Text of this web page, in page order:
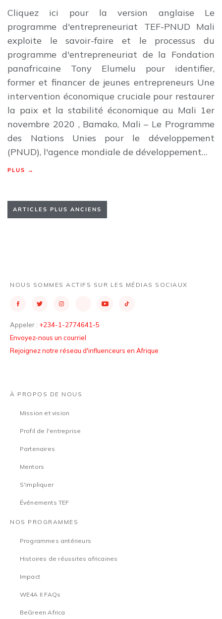
Cliquez ici pour la version anglaise Le
programme d'entrepreneuriat TEF-PNUD Mali
exploite le savoir-faire et le processus du
programme d'entrepreneuriat de la Fondation
panafricaine Tony Elumelu pour identifier,
former et financer de jeunes entrepreneurs Une
intervention économique cruciale pour restaurer
la paix et la stabilité économique au Mali 1er
novembre 2020 , Bamako, Mali – Le Programme
des Nations Unies pour le développement
(PNUD), l'agence mondiale de développement…
PLUS →
ARTICLES PLUS ANCIENS
NOUS SOMMES ACTIFS SUR LES MÉDIAS SOCIAUX
Appeler : +234-1-2774641-5
Envoyez-nous un courriel
Rejoignez notre réseau d'influenceurs en Afrique
À PROPOS DE NOUS
Mission et vision
Profil de l'entreprise
Partenaires
Mentors
S'impliquer
Événements TEF
NOS PROGRAMMES
Programmes antérieurs
Histoires de réussites africaines
Impact
WE4A II FAQs
BeGreen Africa